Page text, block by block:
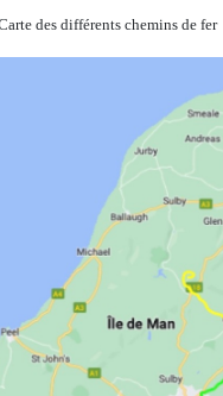
des différents chemins de fer